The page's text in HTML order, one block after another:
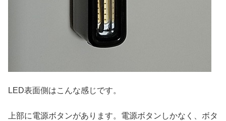
LED表面側はこんな感じです。
上部に電源ボタンがあります。電源ボタンしかなく、ボタ